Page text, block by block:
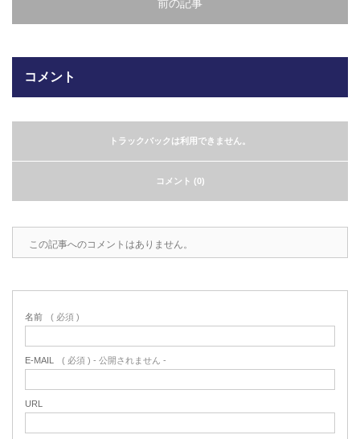
前の記事
コメント
トラックバックは利用できません。
コメント (0)
この記事へのコメントはありません。
名前 ( 必須 )
E-MAIL ( 必須 ) - 公開されません -
URL
ガラスクロスHT-FLカタログ（PDF）
お問合わせ
MFテープ剥離試験①内容機材SUS304
を固定し、テスト機材を引張り試験機
今、結露、湿気などの問い合わせが増
が、冷蔵庫、…
印刷塗工工程で溶剤系塗料をご使用の
が発生する…